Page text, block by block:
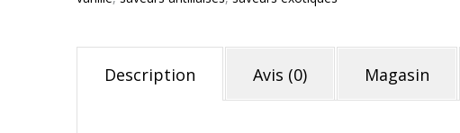
Description Avis (0) Magasin